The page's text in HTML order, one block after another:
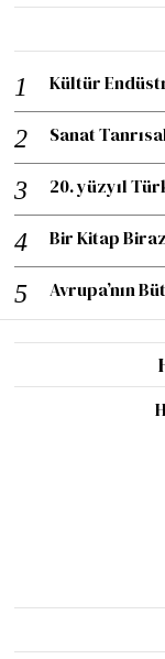
Kültür
Sanat
20. yüzyıl
Bir Kitap
Avrupa’nın